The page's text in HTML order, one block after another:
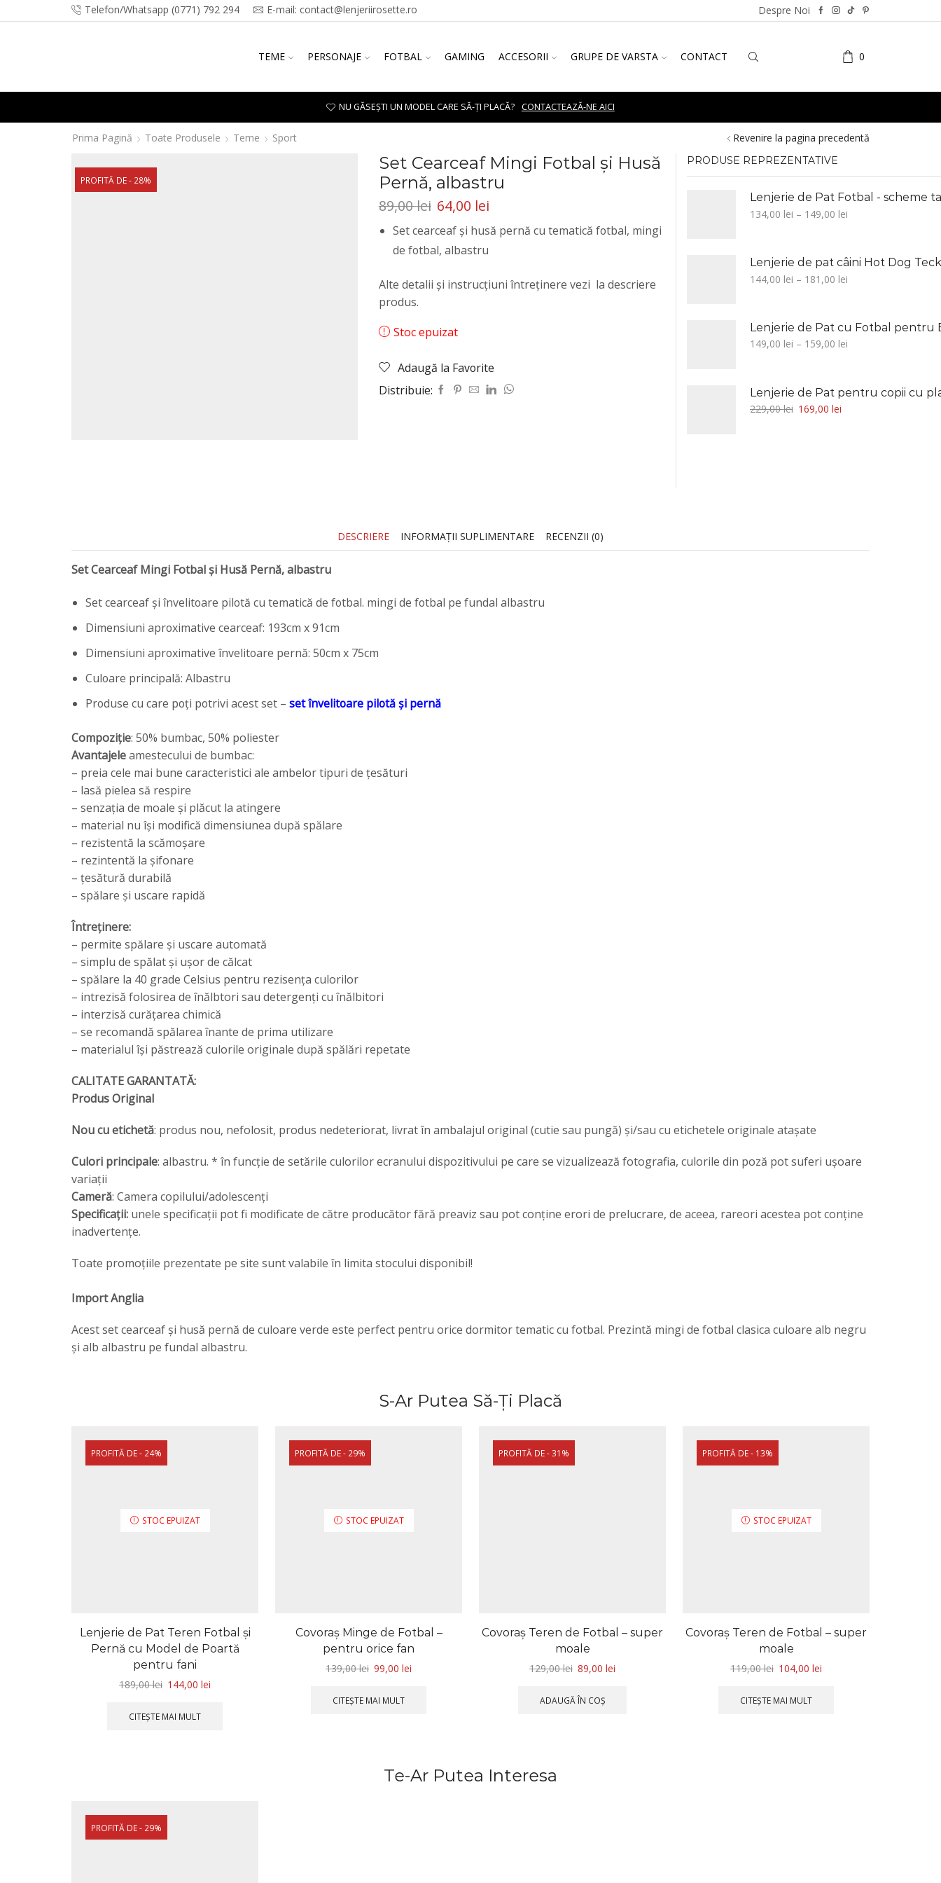
Telefon/Whatsapp (0771) 792 294 E-mail: contact@lenjeriirosette.ro Despre Noi
TEME PERSONAJE FOTBAL GAMING ACCESORII GRUPE DE VARSTA CONTACT 0
NU GĂSEȘTI UN MODEL CARE SĂ-ȚI PLACĂ? CONTACTEAZĂ-NE AICI
Prima Pagină Toate Produsele Teme Sport Revenire la pagina precedentă
PROFITĂ DE - 28%
Set Cearceaf Mingi Fotbal și Husă
Pernă, albastru
89,00lei 64,00 lei
Set cearceaf și husă pernă cu tematică fotbal, mingi
de fotbal, albastru
Alte detalii și instrucțiuni întreținere vezi la descriere
produs.
Stoc epuizat
Adaugă la Favorite
Distribuie:
PRODUSE REPREZENTATIVE
Lenjerie de Pat Fotbal - scheme
134,00 lei – 149,00 lei
Lenjerie de pat câini Hot Dog
144,00 lei – 181,00 lei
Lenjerie de Pat cu Fotbal pentru
149,00 lei – 159,00 lei
229,00lei 169,00 lei
DESCRIERE INFORMAȚII SUPLIMENTARE RECENZII (0)
Set Cearceaf Mingi Fotbal și Husă Pernă, albastru
Set cearceaf și învelitoare pilotă cu tematică de fotbal. mingi de fotbal pe fundal albastru
Dimensiuni aproximative cearceaf: 193cm x 91cm
Dimensiuni aproximative învelitoare pernă: 50cm x 75cm
Culoare principală: Albastru
Produse cu care poți potrivi acest set – set învelitoare pilotă și pernă
Compoziție: 50% bumbac, 50% poliester
Avantajeleamestecului de bumbac:
– preia cele mai bune caracteristici ale ambelor tipuri de țesături
– lasă pielea să respire
– senzația de moale și plăcut la atingere
– material nu își modifică dimensiunea după spălare
– rezistentă la scămoșare
– rezintentă la șifonare
– țesătură durabilă
– spălare și uscare rapidă
Întreținere:
– permite spălare și uscare automată
– simplu de spălat și ușor de călcat
– spălare la 40 grade Celsius pentru rezisența culorilor
– intrezisă folosirea de înălbtori sau detergenți cu înălbitori
– interzisă curățarea chimică
– se recomandă spălarea înante de prima utilizare
– materialul își păstrează culorile originale după spălări repetate
CALITATE GARANTATĂ:
Produs Original
Nou cu etichetă: produs nou, nefolosit, produs nedeteriorat, livrat în ambalajul original (cutie sau pungă) și/sau cu etichetele originale atașate
Culori principale: albastru. * în funcție de setările culorilor ecranului dispozitivului pe care se vizualizează fotografia, culorile din poză pot suferi ușoare
variații
Cameră: Camera copilului/adolescenți
Specificații: unele specificații pot fi modificate de către producător fără preaviz sau pot conține erori de prelucrare, de aceea, rareori acestea pot conține
inadvertențe.
Toate promoțiile prezentate pe site sunt valabile în limita stocului disponibil!
Import Anglia
Acest set cearceaf și husă pernă de culoare verde este perfect pentru orice dormitor tematic cu fotbal. Prezintă mingi de fotbal clasica culoare alb negru
și alb albastru pe fundal albastru.
S-Ar Putea Să-Ți Placă
PROFITĂ DE - 24%
STOC EPUIZAT
Lenjerie de Pat Teren Fotbal și
Pernă cu Model de Poartă
pentru fani
189,00lei 144,00 lei
CITEȘTE MAI MULT
PROFITĂ DE - 29%
STOC EPUIZAT
Covoraș Minge de Fotbal –
pentru orice fan
139,00lei 99,00 lei
CITEȘTE MAI MULT
PROFITĂ DE - 31%
Covoraș Teren de Fotbal – super
moale
129,00lei 89,00 lei
ADAUGĂ ÎN COȘ
PROFITĂ DE - 13%
STOC EPUIZAT
Covoraș Teren de Fotbal – super
moale
119,00lei 104,00 lei
CITEȘTE MAI MULT
Te-Ar Putea Interesa
PROFITĂ DE - 29%